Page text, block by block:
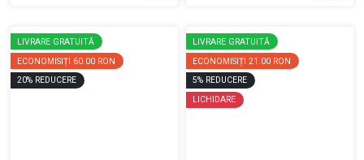
LIVRARE GRATUITĂ
ECONOMISIȚI 60.00 RON
20% REDUCERE
LIVRARE GRATUITĂ
ECONOMISIȚI 21.00 RON
5% REDUCERE
LICHIDARE